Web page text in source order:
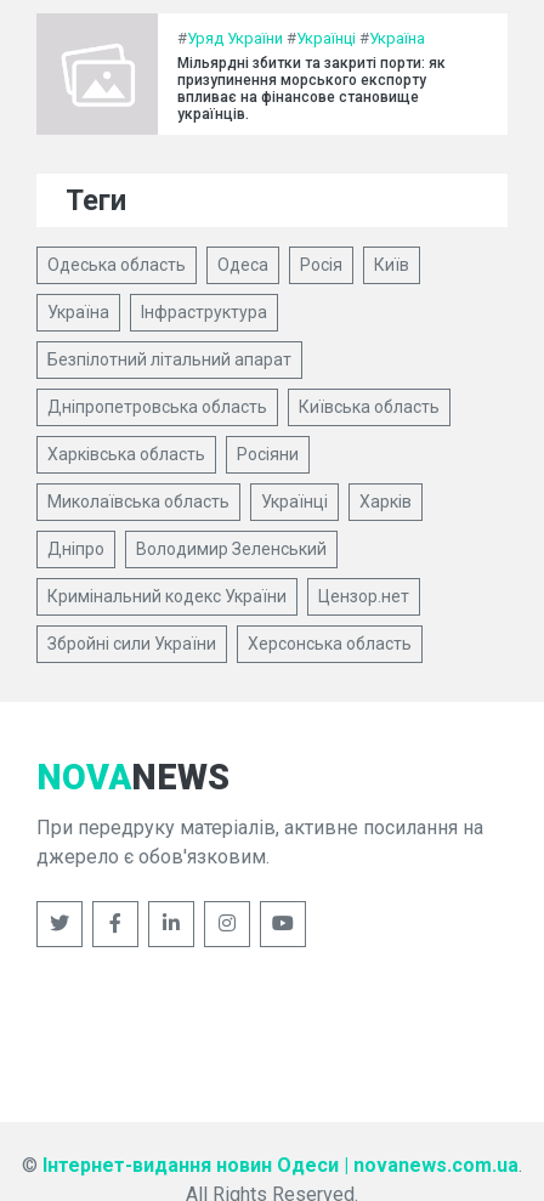
#Уряд України #Українці #Україна
Мільярдні збитки та закриті порти: як
призупинення морського експорту
впливає на фінансове становище
українців.
Теги
Одеська область Одеса Росія Київ
Україна Інфраструктура
Безпілотний літальний апарат
Дніпропетровська область Київська область
Харківська область Росіяни
Миколаївська область Українці Харків
Дніпро Володимир Зеленський
Кримінальний кодекс України Цензор.нет
Збройні сили України Херсонська область
NOVANEWS
При передруку матеріалів, активне посилання на
джерело є обов'язковим.
© Інтернет-видання новин Одеси | novanews.com.ua.
All Rights Reserved.